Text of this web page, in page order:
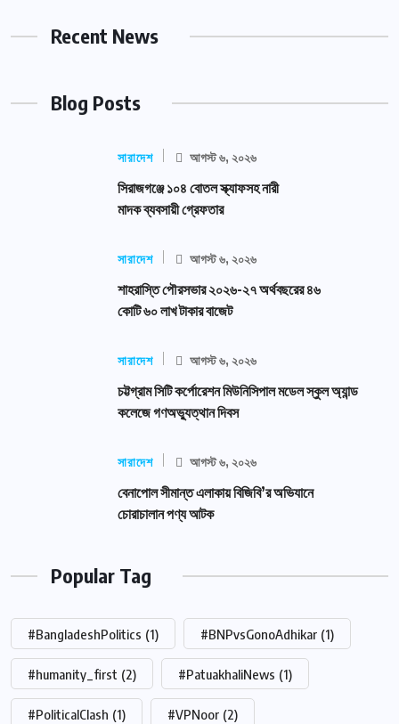
Recent News
Blog Posts
সারাদেশ আগস্ট ৬, ২০২৬
সিরাজগঞ্জে ১০৪ বোতল স্ক্যাফসহ নারী
মাদক ব্যবসায়ী গ্রেফতার
সারাদেশ আগস্ট ৬, ২০২৬
শাহরাস্তি পৌরসভার ২০২৬-২৭ অর্থবছরের ৪৬
কোটি ৬০ লাখ টাকার বাজেট
সারাদেশ আগস্ট ৬, ২০২৬
চট্টগ্রাম সিটি কর্পোরেশন মিউনিসিপাল মডেল স্কুল অ্যান্ড
কলেজে গণঅভ্যুত্থান দিবস
সারাদেশ আগস্ট ৬, ২০২৬
বেনাপোল সীমান্ত এলাকায় বিজিবি’র অভিযানে
চোরাচালান পণ্য আটক
Popular Tag
#BangladeshPolitics (1) #BNPvsGonoAdhikar (1)
#humanity_first (2) #PatuakhaliNews (1)
#PoliticalClash (1) #VPNoor (2)